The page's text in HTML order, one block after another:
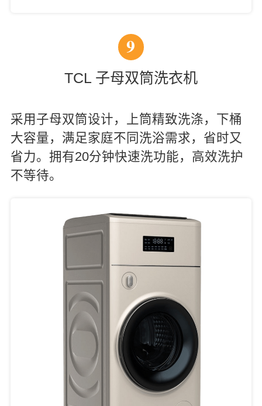
9
TCL 子母双筒洗衣机
采用子母双筒设计，上筒精致洗涤，下桶
大容量，满足家庭不同洗浴需求，省时又
省力。拥有20分钟快速洗功能，高效洗护
不等待。